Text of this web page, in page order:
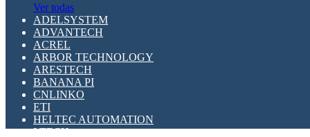
Ver todas
ADELSYSTEM
ADVANTECH
ACREL
ARBOR TECHNOLOGY
ARESTECH
BANANA PI
CNLINKO
ETI
HELTEC AUTOMATION
LTECH